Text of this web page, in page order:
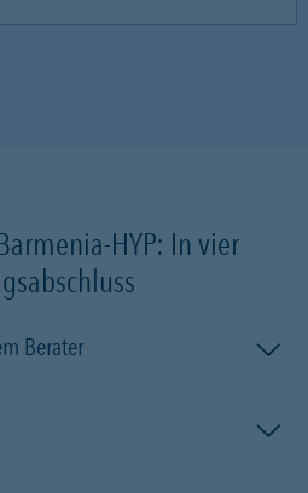
HYP: In vier
Berater